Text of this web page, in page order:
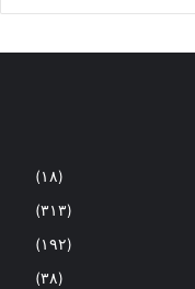
(۱۸)
(۳۱۳)
(۱۹۲)
(۳۸)